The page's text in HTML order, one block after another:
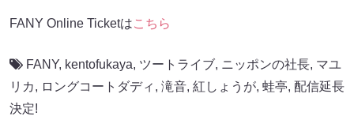
FANY Online Ticketはこちら
FANY, kentofukaya, ツートライブ, ニッポンの社長, マユ
リカ, ロングコートダディ , 滝音, 紅しょうが, 蛙亭, 配信延長
決定!